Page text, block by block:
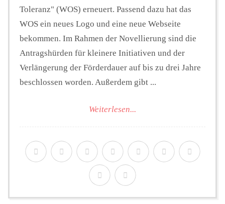
Toleranz" (WOS) erneuert. Passend dazu hat das
WOS ein neues Logo und eine neue Webseite
bekommen. Im Rahmen der Novellierung sind die
Antragshürden für kleinere Initiativen und der
Verlängerung der Förderdauer auf bis zu drei Jahre
beschlossen worden. Außerdem gibt ...
Weiterlesen...